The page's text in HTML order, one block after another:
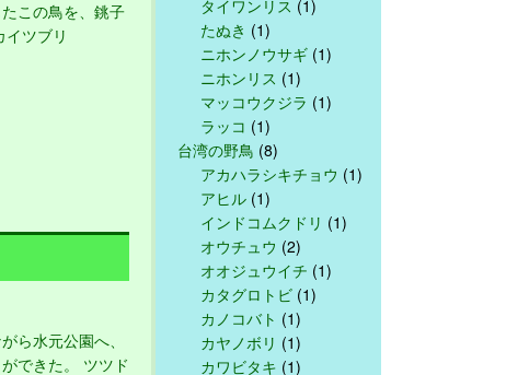
この鳥を、銚子
ツブリ
ら水元公園へ、
できた。 ツツド
タイワンリス (1)
たぬき (1)
ニホンノウサギ (1)
ニホンリス (1)
マッコウクジラ (1)
ラッコ (1)
台湾の野鳥 (8)
アカハラシキチョウ (1)
アヒル (1)
インドコムクドリ (1)
オウチュウ (2)
オオジュウイチ (1)
カタグロトビ (1)
カノコバト (1)
カヤノボリ (1)
カワビタキ (1)